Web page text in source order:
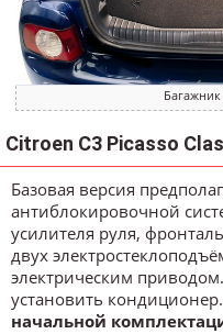
Багажник
Citroen C3 Picasso
Базовая версия
антиблокировочной
усилителя руля,
двух
электрическим
установить кондиционер.
начальной